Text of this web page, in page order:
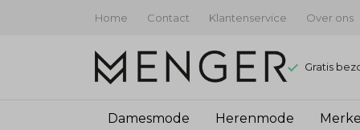
Home Contact Klantenservice Over ons
Gratis
Damesmode Herenmode